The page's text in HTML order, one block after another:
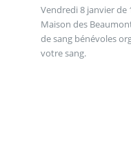
Vendredi 8 janvier de
Maison des
de sang bénévoles
votre sang.